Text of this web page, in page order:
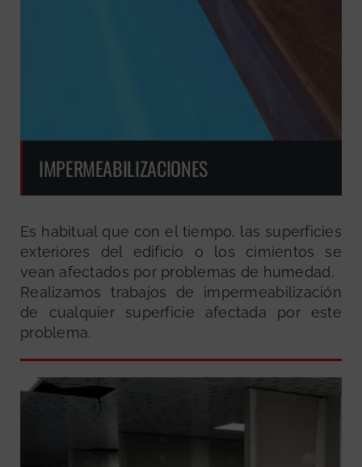
IMPERMEABILIZACIONES
Es habitual que con el tiempo, las superficies
exteriores del edificio o los cimientos se
vean afectados por problemas de humedad.
Realizamos trabajos de impermeabilización
de cualquier superficie afectada por este
problema.